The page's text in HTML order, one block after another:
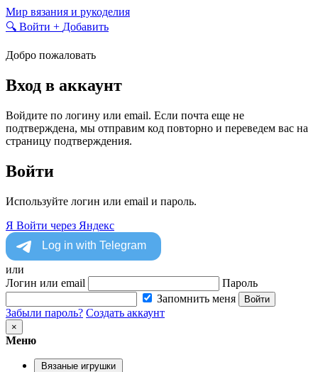
Skip
to
Мир вязания и рукоделия
🔍 Войти + Добавить
Добро пожаловать
Вход в аккаунт
Войдите по логину или email. Если почта еще не
подтверждена, мы отправим код повторно и переведем вас на
страницу подтверждения.
Войти
Используйте логин или email и пароль.
Я Войти через Яндекс
или
Логин или email
Пароль
Запомнить меня
Войти
Забыли пароль? Создать аккаунт
×
Меню
Вязаные игрушки